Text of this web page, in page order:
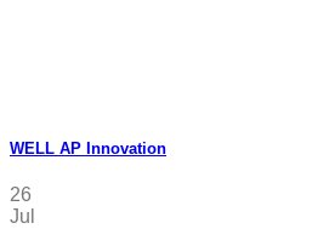
WELL AP Innovation
26
Jul